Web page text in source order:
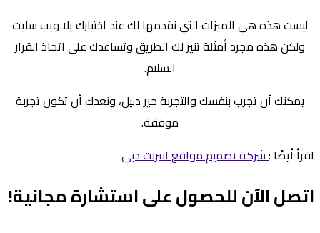
ليست هذه هي الميزات التي نقدمها لك عند اختيارك يلا ويب سايت
ولكن هذه مجرد أمثلة تنير لك الطريق وتساعدك على اتخاذ القرار
السليم.
يمكنك أن تجرب بنفسك والتجربة خير دليل، ونعدك أن تكون تجربة
موفقة.
اقرأ أيضًا :شركة تصميم مواقع انترنت دبي
اتصل الآن للحصول على استشارة مجانية!